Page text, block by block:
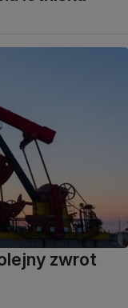
zwrot